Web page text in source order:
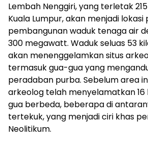
Lembah Nenggiri, yang terletak
Kuala Lumpur, akan menjadi lokasi
pembangunan waduk tenaga air
300 megawatt. Waduk seluas 53
akan menenggelamkan situs
termasuk gua-gua yang
peradaban purba. Sebelum area
arkeolog telah menyelamatkan 16
gua berbeda, beberapa di
tertekuk, yang menjadi ciri khas
Neolitikum.